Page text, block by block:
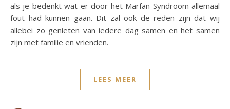
als je bedenkt wat er door het Marfan Syndroom allemaal
fout had kunnen gaan. Dit zal ook de reden zijn dat wij
allebei zo genieten van iedere dag samen en het samen
zijn met familie en vrienden.
LEES MEER